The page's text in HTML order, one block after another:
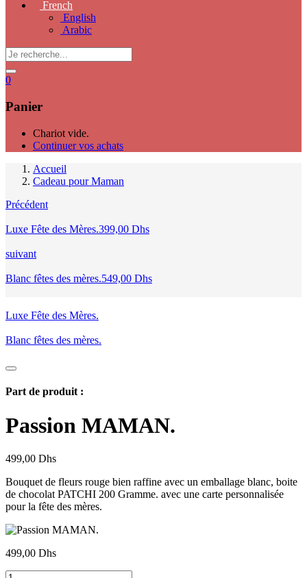
French
English
Arabic
0
Panier
Chariot vide.
Continuer vos achats
Accueil
Cadeau pour Maman
Précédent
Luxe Fête des Mères.399,00 Dhs
suivant
Blanc fêtes des mères.549,00 Dhs
Luxe Fête des Mères.
Blanc fêtes des mères.
Part de produit :
Passion MAMAN.
499,00 Dhs
Bouquet de fleurs rouge bien raffine avec un emballage blanc, boite
de chocolat PATCHI 200 Gramme. avec une carte personnalisée
pour la fête des mères.
499,00 Dhs
quantité